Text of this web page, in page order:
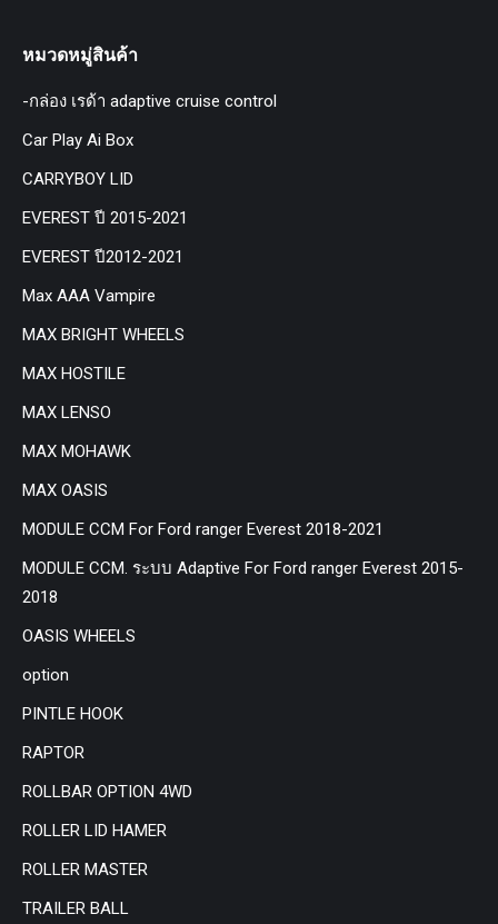
หมวดหมู่สินค้า
-กล่อง เรด้า adaptive cruise control
Car Play Ai Box
CARRYBOY LID
EVEREST ปี 2015-2021
EVEREST ปี2012-2021
Max AAA Vampire
MAX BRIGHT WHEELS
MAX HOSTILE
MAX LENSO
MAX MOHAWK
MAX OASIS
MODULE CCM For Ford ranger Everest 2018-2021
MODULE CCM. ระบบ Adaptive For Ford ranger Everest 2015-
2018
OASIS WHEELS
option
PINTLE HOOK
RAPTOR
ROLLBAR OPTION 4WD
ROLLER LID HAMER
ROLLER MASTER
TRAILER BALL